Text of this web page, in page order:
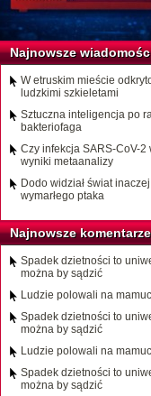
Najnowsze
W etruskim mieście
ludzkimi szkieletami
Sztuczna inteligencja po
bakteriofaga
Czy infekcja SARS-CoV-
wyniki metaanalizy
Dodo widział świat
wymarłego ptaka
Najnowsze komentarze
Spadek dzietności to
można by sądzić
Ludzie polowali na
Spadek dzietności to
można by sądzić
Ludzie polowali na
Spadek dzietności to
można by sądzić